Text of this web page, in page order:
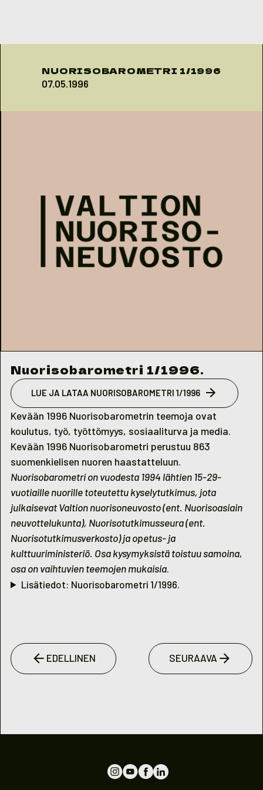
NUORISOBAROMETRI 1/1996
07.05.1996
Nuorisobarometri 1/1996.
LUE JA LATAA NUORISOBAROMETRI 1/1996
Kevään 1996 Nuorisobarometrin teemoja ovat
koulutus, työ, työttömyys, sosiaaliturva ja media.
Kevään 1996 Nuorisobarometri perustuu 863
suomenkielisen nuoren haastatteluun.
Nuorisobarometri on vuodesta 1994 lähtien 15-29-
vuotiaille nuorille toteutettu kyselytutkimus, jota
julkaisevat Valtion nuorisoneuvosto (ent. Nuorisoasiain
neuvottelukunta), Nuorisotutkimusseura (ent.
Nuorisotutkimusverkosto) ja opetus- ja
kulttuuriministeriö. Osa kysymyksistä toistuu samoina,
osa on vaihtuvien teemojen mukaisia.
Lisätiedot: Nuorisobarometri 1/1996.
EDELLINEN SEURAAVA